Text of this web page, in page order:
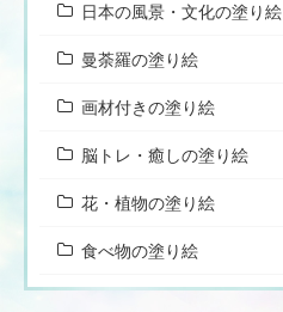
日本の風景・文化の塗り絵
曼荼羅の塗り絵
画材付きの塗り絵
脳トレ・癒しの塗り絵
花・植物の塗り絵
食べ物の塗り絵